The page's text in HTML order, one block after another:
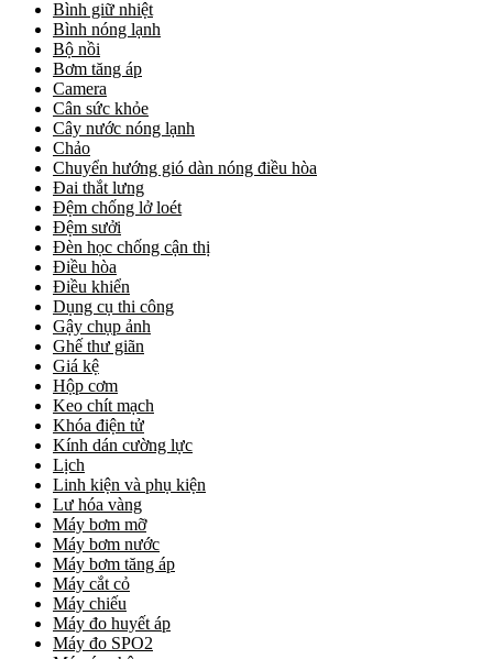
Bình giữ nhiệt
Bình nóng lạnh
Bộ nồi
Bơm tăng áp
Camera
Cân sức khỏe
Cây nước nóng lạnh
Chảo
Chuyển hướng gió dàn nóng điều hòa
Đai thắt lưng
Đệm chống lở loét
Đệm sưởi
Đèn học chống cận thị
Điều hòa
Điều khiển
Dụng cụ thi công
Gậy chụp ảnh
Ghế thư giãn
Giá kệ
Hộp cơm
Keo chít mạch
Khóa điện tử
Kính dán cường lực
Lịch
Linh kiện và phụ kiện
Lư hóa vàng
Máy bơm mỡ
Máy bơm nước
Máy bơm tăng áp
Máy cắt cỏ
Máy chiếu
Máy đo huyết áp
Máy đo SPO2